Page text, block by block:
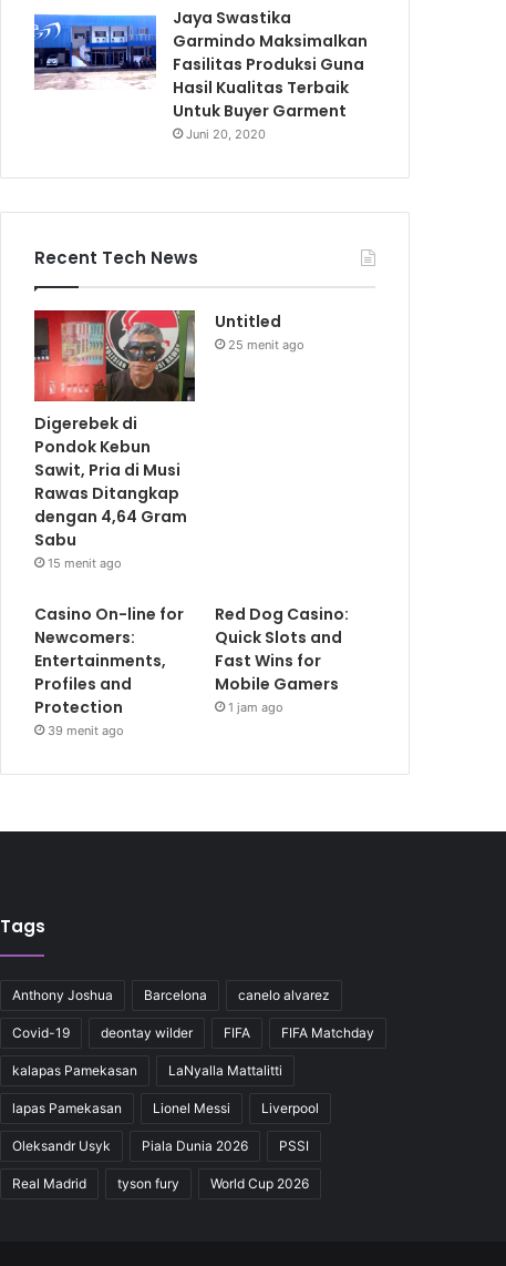
Jaya Swastika
Garmindo Maksimalkan
Fasilitas Produksi Guna
Hasil Kualitas Terbaik
Untuk Buyer Garment
Juni 20, 2020
Recent Tech News
Digerebek di
Pondok Kebun
Sawit, Pria di Musi
Rawas Ditangkap
dengan 4,64 Gram
Sabu
15 menit ago
Untitled
25 menit ago
Casino On-line for
Newcomers:
Entertainments,
Profiles and
Protection
39 menit ago
Red Dog Casino:
Quick Slots and
Fast Wins for
Mobile Gamers
1 jam ago
Tags
Anthony Joshua Barcelona canelo alvarez
Covid-19 deontay wilder FIFA FIFA Matchday
kalapas Pamekasan LaNyalla Mattalitti
lapas Pamekasan Lionel Messi Liverpool
Oleksandr Usyk Piala Dunia 2026 PSSI
Real Madrid tyson fury World Cup 2026